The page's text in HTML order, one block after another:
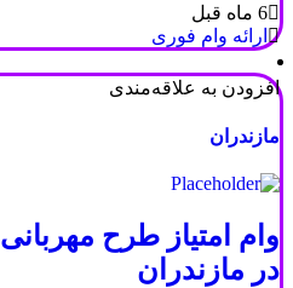
6 ماه قبل
ارائه وام فوری
افزودن به علاقه‌مندی
مازندران
در مازندران